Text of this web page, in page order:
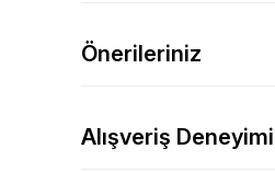
Önerileriniz
Alışveriş Deneyimi